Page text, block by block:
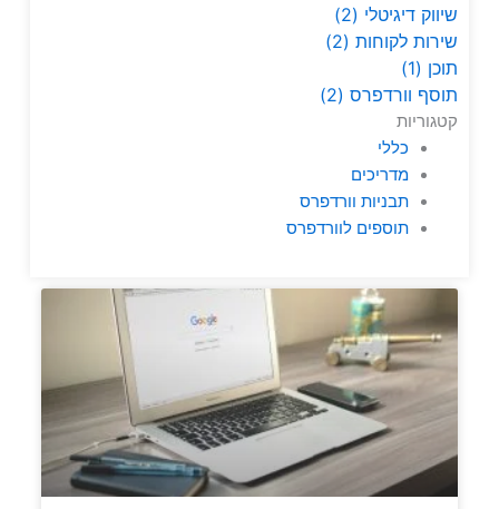
שיווק דיגיטלי (2)
שירות לקוחות(2)
תוכן (1)
תוסף וורדפרס(2)
קטגוריות
כללי
מדריכים
תבניות וורדפרס
תוספים לוורדפרס